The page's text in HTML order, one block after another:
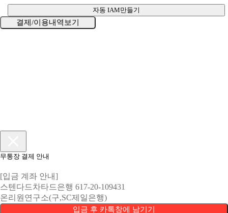
자동 IAM만들기
결제/이용내역보기
무통장 결제 안내
[입금 계좌 안내]
스텐다드차타드은행 617-20-109431
온리원연구소(구,SC제일은행)
입금 후 카톡창에 남기기